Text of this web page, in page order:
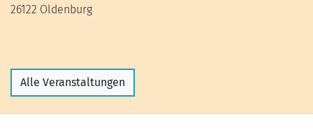
26122 Oldenburg
Alle Veranstaltungen